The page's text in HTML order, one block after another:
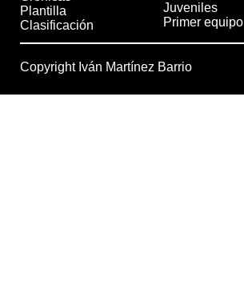
Plantilla
Clasificación
Juveniles
Primer equipo
Copyright Iván Martínez Barrio